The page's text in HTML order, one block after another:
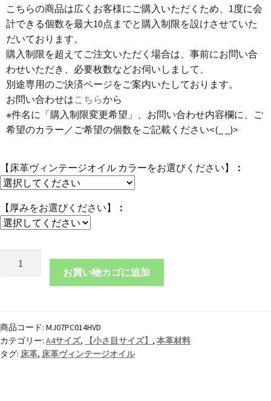
こちらの商品は広くお客様にご購入いただくため、1度に会
計できる個数を最大10点までと購入制限を設けさせていた
だいております。
購入制限を超えてご注文いただく場合は、事前にお問い合
わせいただき、必要枚数などお伺いしまして、
別途専用のご決済ページをご案内いたしております。
お問い合わせはこちらから
※件名に「購入制限変更希望」、お問い合わせ内容欄に、ご
希望のカラー／ご希望の個数をご記載ください<(_ _)>
【床革ヴィンテージオイル カラーをお選びください】
【厚みをお選びください】
ズ
床
お買い物カゴに追加
商品コード: MJ07PC014HVD
カテゴリー: A4サイズ, 【小さ目サイズ】 , 本革材料
タグ: 床革, 床革ヴィンテージオイル